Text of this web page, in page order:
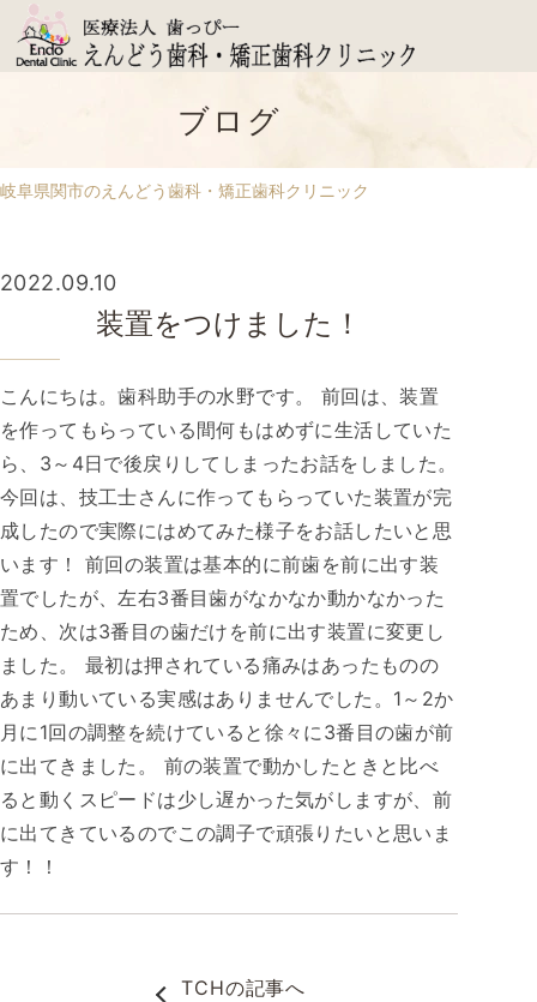
ブログ
岐阜県関市のえんどう歯科・矯正歯科クリニック
装置をつけました！
2022.09.10
こんにちは。歯科助手の水野です。 前回は、装置
を作ってもらっている間何もはめずに生活していた
ら、3～4日で後戻りしてしまったお話をしました。
今回は、技工士さんに作ってもらっていた装置が完
成したので実際にはめてみた様子をお話したいと思
います！ 前回の装置は基本的に前歯を前に出す装
置でしたが、左右3番目歯がなかなか動かなかった
ため、次は3番目の歯だけを前に出す装置に変更し
ました。 最初は押されている痛みはあったものの
あまり動いている実感はありませんでした。1～2か
月に1回の調整を続けていると徐々に3番目の歯が前
に出てきました。 前の装置で動かしたときと比べ
ると動くスピードは少し遅かった気がしますが、前
に出てきているのでこの調子で頑張りたいと思いま
す！！
TCHの記事へ